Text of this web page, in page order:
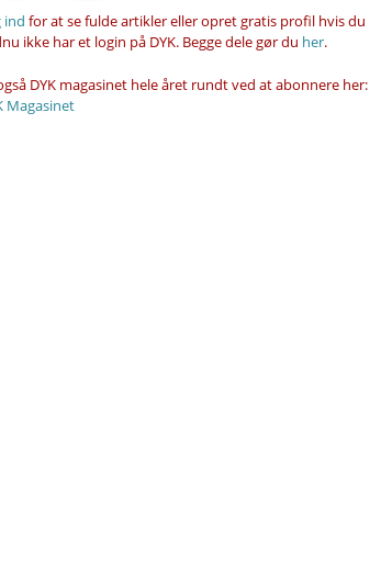
ind for at se fulde artikler eller opret gratis profil hvis du
ikke har et login på DYK. Begge dele gør du her.
DYK magasinet hele året rundt ved at abonnere her:
Magasinet